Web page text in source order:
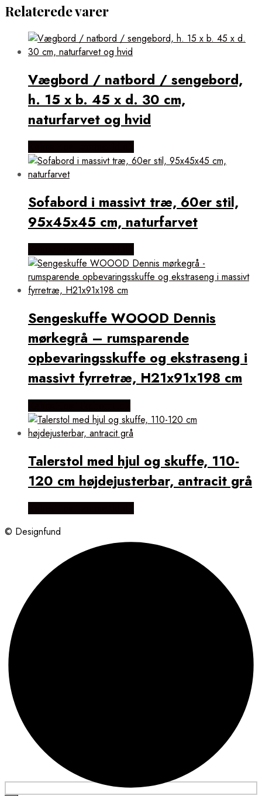
Relaterede varer
Vægbord / natbord / sengebord,
h. 15 x b. 45 x d. 30 cm,
naturfarvet og hvid
Sofabord i massivt træ, 60er stil,
95x45x45 cm, naturfarvet
Sengeskuffe WOOOD Dennis
mørkegrå – rumsparende
opbevaringsskuffe og ekstraseng i
massivt fyrretræ, H21x91x198 cm
Talerstol med hjul og skuffe, 110-
120 cm højdejusterbar, antracit grå
© Designfund